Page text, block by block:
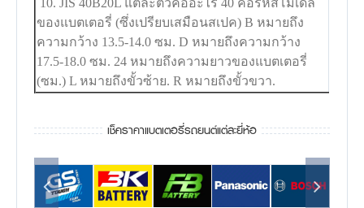
ของแบตเตอรี่ (ซึ่งเปรียบเสมือนสเปค) B หมายถึง
ความกว้าง 13.5-14.0 ซม. D หมายถึงความกว้าง
17.5-18.0 ซม. 24 หมายถึงความยาวของแบตเตอรี่
(ซม.) L หมายถึงขั้วซ้าย. R หมายถึงขั้วขวา.
เช็คราคาแบตเตอรี่รถยนต์แต่ละยี่ห้อ